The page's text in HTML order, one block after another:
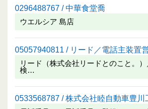
0296488767 / 中華食堂喬
ウエルシア 島店
05057940811 / リード／電話主装置
リード（株式会社リードとのこと。
検…
0533568787 / 株式会社睦自動車豊川